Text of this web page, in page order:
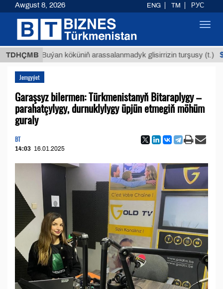
TDHÇMB
Buýan köküniň arassalanmadyk glisirrizin turşusy (t.)
Jemgyýet
Garaşsyz bilermen: Türkmenistanyň Bitaraplygy –
parahatçylygy, durnuklylygy üpjün etmegiň möhüm
guraly
BT
14:03 16.01.2025
Awgust 8, 2026 ENG TM РУС